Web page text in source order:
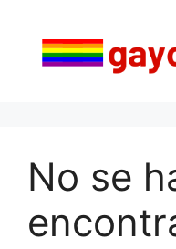
contenido
No se